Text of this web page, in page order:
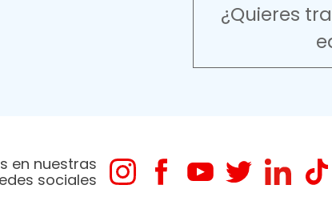
¿Quieres
en nuestras
sociales